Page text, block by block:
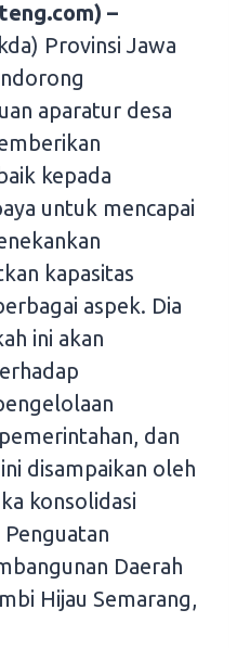
–
Provinsi Jawa
aparatur desa
kepada
untuk mencapai
kapasitas
aspek. Dia
ini akan
dan
disampaikan oleh
konsolidasi
Daerah
Hijau Semarang,